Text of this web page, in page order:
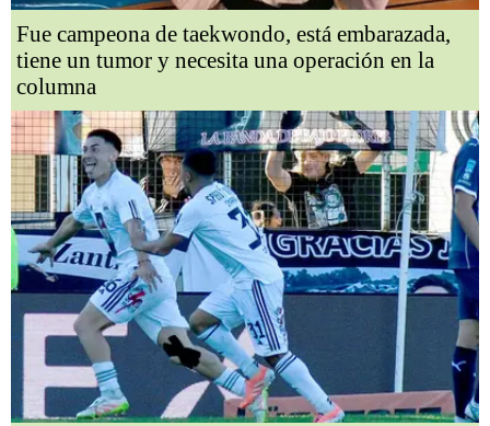
Fue campeona de taekwondo, está embarazada,
tiene un tumor y necesita una operación en la
columna